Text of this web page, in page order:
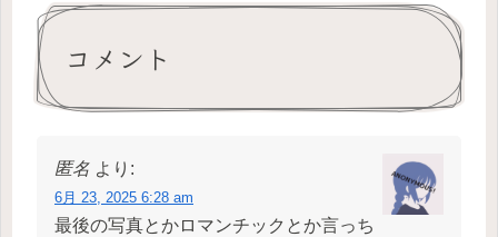
コメント
匿名 より:
6月 23, 2025 6:28 am
最後の写真とかロマンチックとか言っち